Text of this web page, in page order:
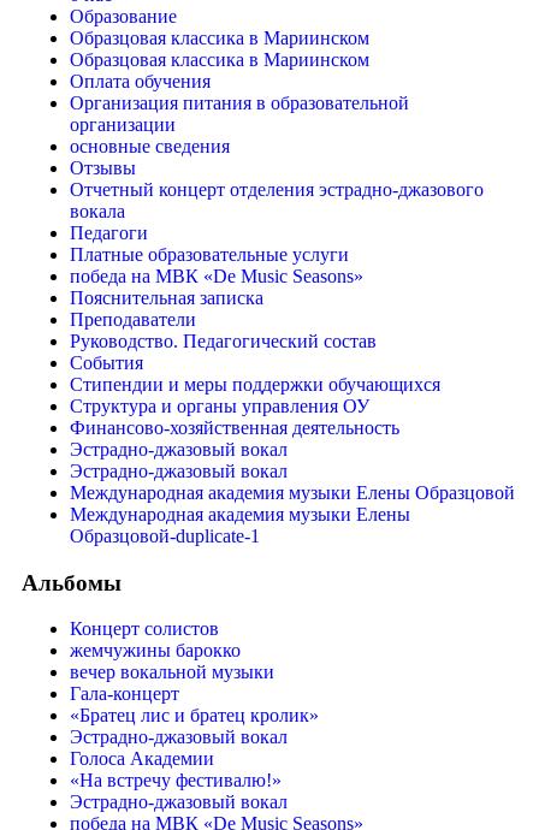
Образование
Образцовая классика в Мариинском
Образцовая классика в Мариинском
Оплата обучения
Организация питания в образовательной
организации
основные сведения
Отзывы
Отчетный концерт отделения эстрадно-джазового
вокала
Педагоги
Платные образовательные услуги
победа на МВК «De Music Seasons»
Пояснительная записка
Преподаватели
Руководство. Педагогический состав
События
Стипендии и меры поддержки обучающихся
Структура и органы управления ОУ
Финансово-хозяйственная деятельность
Эстрадно-джазовый вокал
Эстрадно-джазовый вокал
Международная академия музыки Елены Образцовой
Международная академия музыки Елены
Образцовой-duplicate-1
Альбомы
Концерт солистов
жемчужины барокко
вечер вокальной музыки
Гала-концерт
«Братец лис и братец кролик»
Эстрадно-джазовый вокал
Голоса Академии
«На встречу фестивалю!»
Эстрадно-джазовый вокал
победа на МВК «De Music Seasons»